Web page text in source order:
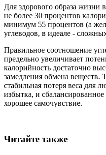
Для здорового образа жизни
не более 30 процентов
минимум 55 процентов (а
углеводов, в идеале -
Правильное соотношение
предельно увеличивает
калорийность достаточно
замедления обмена веществ.
стабильная потеря веса для
избытка, и
хорошее самочувствие.
Читайте также